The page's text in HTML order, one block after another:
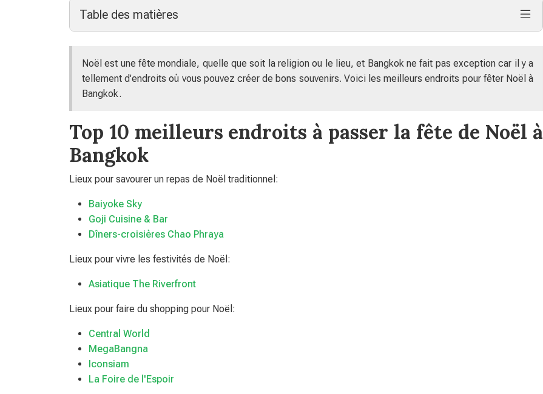
Table des matières
Noël est une fête mondiale, quelle que soit la religion ou le lieu, et Bangkok ne fait pas exception car il y a
tellement d'endroits où vous pouvez créer de bons souvenirs. Voici les meilleurs endroits pour fêter Noël à
Bangkok.
Top 10 meilleurs endroits à passer la fête de Noël à
Bangkok
Lieux pour savourer un repas de Noël traditionnel:
Baiyoke Sky
Goji Cuisine & Bar
Dîners-croisières Chao Phraya
Lieux pour vivre les festivités de Noël:
Asiatique The Riverfront
Lieux pour faire du shopping pour Noël:
Central World
MegaBangna
Iconsiam
La Foire de l'Espoir